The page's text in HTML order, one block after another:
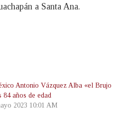
a Santa Ana.
Antonio Vázquez Alba «el Brujo
años de edad
2023 10:01 AM